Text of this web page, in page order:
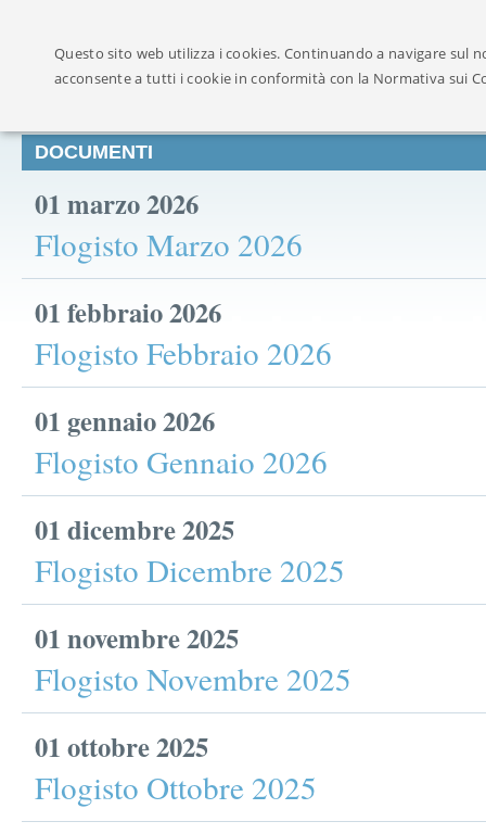
DOCUMENTI
01 marzo 2026
Flogisto Marzo 2026
01 febbraio 2026
Flogisto Febbraio 2026
01 gennaio 2026
Flogisto Gennaio 2026
01 dicembre 2025
Flogisto Dicembre 2025
01 novembre 2025
Flogisto Novembre 2025
01 ottobre 2025
Flogisto Ottobre 2025
Questo sito web utilizza i cookies. Continuando a navigare sul
acconsente a tutti i cookie in conformità con la Normativa sui